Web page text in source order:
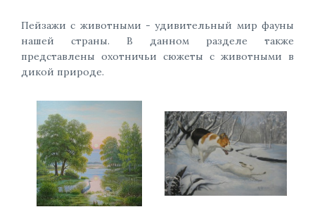
Пейзажи с животными - удивительный мир фауны
нашей страны. В данном разделе также
представлены охотничьи сюжеты с животными в
дикой природе.